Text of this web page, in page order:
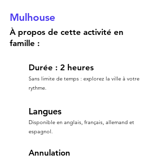
Mulhouse
À propos de cette activité en
famille :
Durée : 2 heures
Sans limite de temps : explorez la ville à votre
rythme.
Langues
Disponible en anglais, français, allemand et
espagnol.
Annulation